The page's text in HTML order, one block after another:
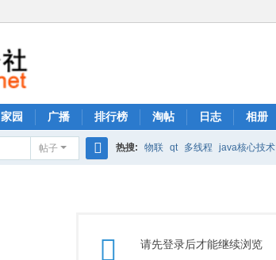
家园 广播 排行榜 淘帖 日志 相册
帖子 热搜: 物联 qt 多线程 java核心技术
请先登录后才能继续浏览